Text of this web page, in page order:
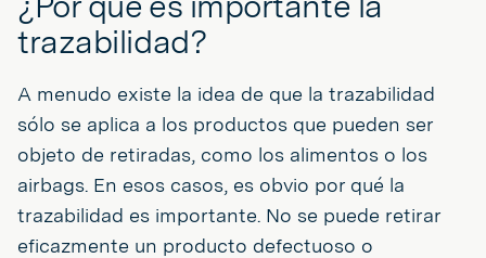
trazabilidad?
A menudo existe la idea de que la trazabilidad
sólo se aplica a los productos que pueden ser
objeto de retiradas, como los alimentos o los
airbags. En esos casos, es obvio por qué la
trazabilidad es importante. No se puede retirar
eficazmente un producto defectuoso o